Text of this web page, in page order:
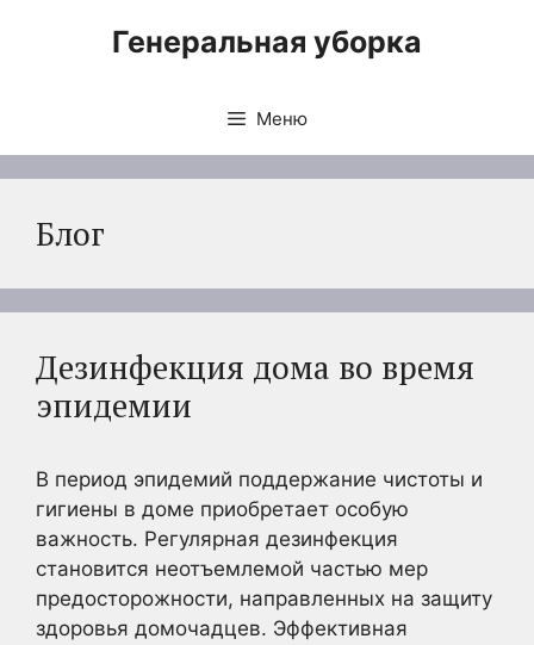
Генеральная уборка
Меню
Блог
Дезинфекция дома во время
эпидемии
В период эпидемий поддержание чистоты и
гигиены в доме приобретает особую
важность. Регулярная дезинфекция
становится неотъемлемой частью мер
предосторожности, направленных на защиту
здоровья домочадцев. Эффективная